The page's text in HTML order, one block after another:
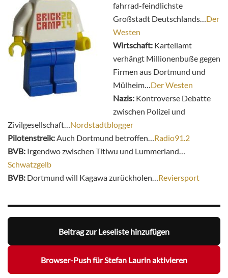
fahrrad-feindlichste
Großstadt Deutschlands…Der
Westen
Wirtschaft: Kartellamt
verhängt Millionenbuße gegen
Firmen aus Dortmund und
Mülheim…Der Westen
Nazis: Kontroverse Debatte
zwischen Polizei und
Zivilgesellschaft…Nordstadtblogger
Pilotenstreik:Auch Dortmund betroffen…Radio91.2
BVB: Irgendwo zwischen Titiwu und Lummerland…
Schwatzgelb
BVB: Dortmund will Kagawa zurückholen…Reviersport
Beitrag zur Leseliste hinzufügen
Browser-Push für Stefan Laurin aktivieren